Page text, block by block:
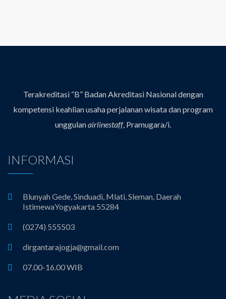
Terakreditasi “B” Badan Akreditasi Nasional dengan
kompetensi keahlian usaha perjalanan wisata dan program
unggulanairlinestaff, Pramugara/i.
INFORMASI
Blunyah Gede, Sinduadi, Mlati, Sleman, Daerah
IstimewaYogyakarta 55284
(0274) 555503
dirgantarajogja@gmail.com
07.00-16.00 WIB